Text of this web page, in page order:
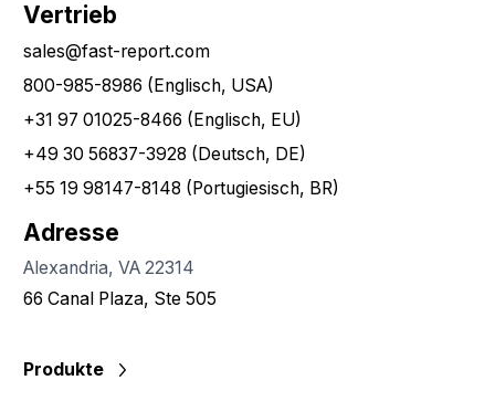
Vertrieb
sales@fast-report.com
800-985-8986 (Englisch, USA)
+31 97 01025-8466 (Englisch, EU)
+49 30 56837-3928 (Deutsch, DE)
+55 19 98147-8148 (Portugiesisch, BR)
Adresse
Alexandria, VA 22314
66 Canal Plaza, Ste 505
Produkte